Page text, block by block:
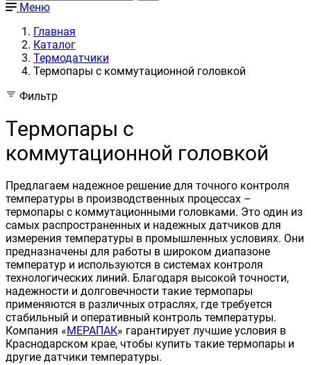
Меню
Главная
Каталог
Термодатчики
Термопары с коммутационной головкой
Фильтр
Термопары с
коммутационной головкой
Предлагаем надежное решение для точного контроля
температуры в производственных процессах –
термопары с коммутационными головками. Это один из
самых распространенных и надежных датчиков для
измерения температуры в промышленных условиях. Они
предназначены для работы в широком диапазоне
температур и используются в системах контроля
технологических линий. Благодаря высокой точности,
надежности и долговечности такие термопары
применяются в различных отраслях, где требуется
стабильный и оперативный контроль температуры.
Компания «МЕРАПАК» гарантирует лучшие условия в
Краснодарском крае, чтобы купить такие термопары и
другие датчики температуры.